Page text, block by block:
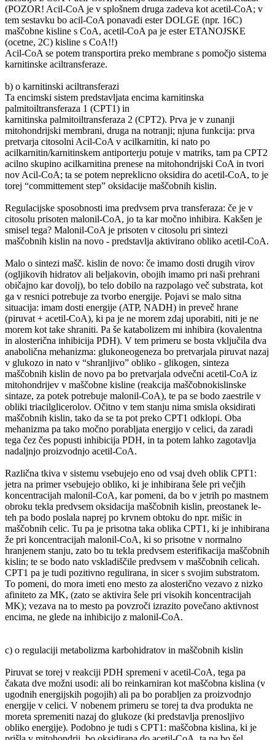
(POZOR! Acil-CoA je v splošnem druga zadeva kot acetil-CoA; v
tem sestavku bo acil-CoA ponavadi ester DOLGE (npr. 16C)
maščobne kisline s CoA, acetil-CoA pa je ester ETANOJSKE
(ocetne, 2C) kisline s CoA!!)
Acil-CoA se potem transportira preko membrane s pomočjo sistema
karnitinske aciltransferaze.
b) o karnitinski aciltransferazi
Ta encimski sistem predstavljata encima karnitinska
palmitoiltransferaza 1 (CPT1) in
karnitinska palmitoiltransferaza 2 (CPT2). Prva je v zunanji
mitohondrijski membrani, druga na notranji; njuna funkcija: prva
pretvarja citosolni Acil-CoA v acilkarnitin, ki nato po
acilkarnitin/karnitinskem antiporterju potuje v matriks, tam pa CPT2
acilno skupino acilkarnitina prenese na mitohondrijski CoA in tvori
nov Acil-CoA; ta se potem nepreklicno oksidira do acetil-CoA, to je
torej “committement step” oksidacije maščobnih kislin.
Regulacijske sposobnosti ima predvsem prva transferaza: če je v
citosolu prisoten malonil-CoA, jo ta kar močno inhibira. Kakšen je
smisel tega? Malonil-CoA je prisoten v citosolu pri sintezi
maščobnih kislin na novo - predstavlja aktivirano obliko acetil-CoA.
Malo o sintezi mašč. kislin de novo: če imamo dosti drugih virov
(ogljikovih hidratov ali beljakovin, obojih imamo pri naši prehrani
običajno kar dovolj), bo telo dobilo na razpolago več substrata, kot
ga v resnici potrebuje za tvorbo energije. Pojavi se malo sitna
situacija: imam dosti energije (ATP, NADH) in preveč hrane
(piruvat + acetil-CoA), ki pa je ne morem zdaj uporabiti, niti je ne
morem kot take shraniti. Pa še katabolizem mi inhibira (kovalentna
in alosterična inhibicija PDH). V tem primeru se bosta vključila dva
anabolična mehanizma: glukoneogeneza bo pretvarjala piruvat nazaj
v glukozo in nato v “shranljivo” obliko - glikogen, sinteza
maščobnih kislin de novo pa bo pretvarjala odvečni acetil-CoA iz
mitohondrijev v maščobne kisline (reakcija maščobnokislinske
sintaze, za potek potrebuje malonil-CoA), te pa se bodo zaestrile v
obliki triacilglicerolov. Očitno v tem stanju nima smisla oksidirati
maščobnih kislin, tako da se ta pot preko CPT1 odklopi. Oba
mehanizma pa tako močno porabljata energijo v celici, da zaradi
tega čez čes popusti inhibicija PDH, in ta potem lahko zagotavlja
nadaljnjo proizvodnjo acetil-CoA.
Različna tkiva v sistemu vsebujejo eno od vsaj dveh oblik CPT1:
jetra na primer vsebujejo obliko, ki je inhibirana šele pri večjih
koncentracijah malonil-CoA, kar pomeni, da bo v jetrih po mastnem
obroku tekla predvsem oksidacija maščobnih kislin, preostanek le-
teh pa bodo poslala naprej po krvnem obtoku do npr. mišic in
maščobnih celic. Tu pa je prisotna taka oblika CPT1, ki je inhibirana
že pri koncentracijah malonil-CoA, ki so prisotne v normalno
hranjenem stanju, zato bo tu tekla predvsem esterifikacija maščobnih
kislin; te se bodo nato vskladiščile predvsem v maščobnih celicah.
CPT1 pa je tudi pozitivno regulirana, in sicer s svojim substratom.
To pomeni, do mora imeti eno mesto za alosterično vezavo z nizko
afiniteto za MK, (zato se aktivira šele pri visokih koncentracijah
MK); vezava na to mesto pa povzroči izrazito povečano aktivnost
encima, ne glede na inhibicijo z malonil-CoA.
c) o regulaciji metabolizma karbohidratov in maščobnih kislin
Piruvat se torej v reakciji PDH spremeni v acetil-CoA, tega pa
čakata dve možni usodi: ali bo reinkarniran kot maščobna kislina (v
ugodnih energijskih pogojih) ali pa bo porabljen za proizvodnjo
energije v celici. V nobenem primeru se torej ta dva produkta ne
moreta spremeniti nazaj do glukoze (ki predstavlja prenosljivo
obliko energije). Podobno je tudi s CPT1: maščobna kislina, ki je